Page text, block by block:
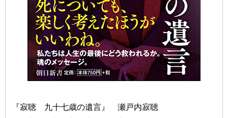
『寂聴 九十七歳の遺言』 瀬戸内寂聴